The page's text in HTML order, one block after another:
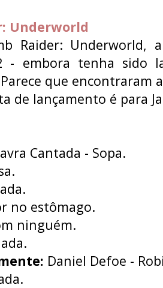
Underworld
Raider: Underworld,
- embora tenha sido
que encontraram
de lançamento é para
Cantada - Sopa.
no estômago.
ninguém.
Daniel Defoe -